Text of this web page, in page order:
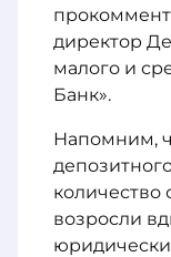
директор
малого и
Банк».
Напомним,
возросли